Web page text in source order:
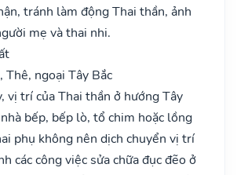
tránh làm động Thai thần, ảnh
mẹ và thai nhi.
Thê, ngoại Tây Bắc
vị trí của Thai thần ở hướng Tây
bếp, bếp lò, tổ chim hoặc lồng
phụ không nên dịch chuyển vị trí
các công việc sửa chữa đục đẽo ở